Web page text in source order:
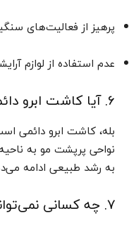
پرهیز از فعالیت‌های
عدم استفاده از لوازم
۶. آیا کاشت ابرو دائمی است؟
بله، کاشت ابرو دائمی
نواحی پرپشت مو به
به رشد طبیعی ادامه
۷. چه کسانی نمی‌توانند کاشت ابرو انجام دهند؟